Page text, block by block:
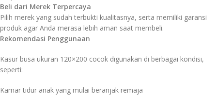
Beli dari Merek Terpercaya
Pilih merek yang sudah terbukti kualitasnya, serta memiliki garansi
produk agar Anda merasa lebih aman saat membeli.
Rekomendasi Penggunaan
Kasur busa ukuran 120×200 cocok digunakan di berbagai kondisi,
seperti:
Kamar tidur anak yang mulai beranjak remaja